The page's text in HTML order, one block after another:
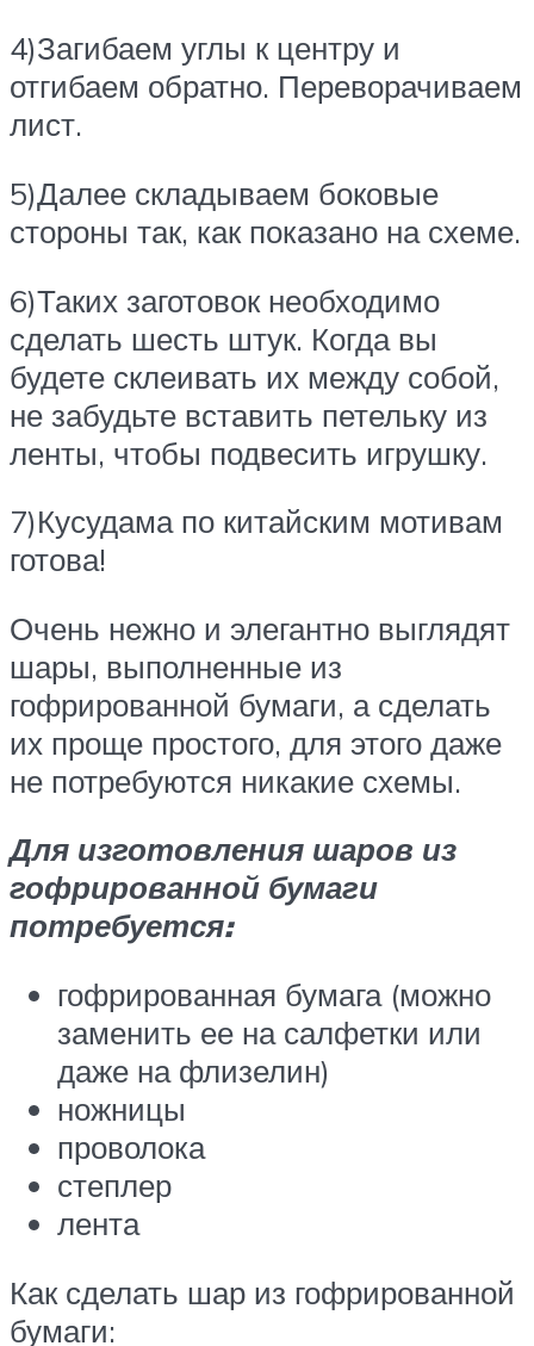
4)Загибаем углы к центру и
отгибаем обратно. Переворачиваем
лист.
5)Далее складываем боковые
стороны так, как показано на схеме.
6)Таких заготовок необходимо
сделать шесть штук. Когда вы
будете склеивать их между собой,
не забудьте вставить петельку из
ленты, чтобы подвесить игрушку.
7)Кусудама по китайским мотивам
готова!
Очень нежно и элегантно выглядят
шары, выполненные из
гофрированной бумаги, а сделать
их проще простого, для этого даже
не потребуются никакие схемы.
Для изготовления шаров из
гофрированной бумаги
потребуется:
гофрированная бумага (можно
заменить ее на салфетки или
даже на флизелин)
ножницы
проволока
степлер
лента
Как сделать шар из гофрированной
бумаги: